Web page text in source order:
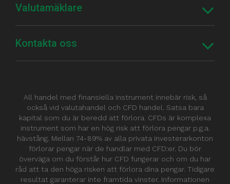
Valutamäklare
Kontakta oss
All handel med finansiella instrument innebär risk, så
också vid valutahandel och CFD handel. Satsa bara
kapital som du är beredd att förlora. CFDs är komplexa
instrument som har en hög risk att förlora pengar p.g.a.
hävstång. Mellan 74-89% av alla privata investerarkonton
förlorar pengar när de handlar med CFD:er. Du bör
överväga om du förstår hur CFD fungerar och om du har
råd att ta den höga risken att förlora dina pengar. Tidigare
resultat garanterar inte framtida vinster. Informationen